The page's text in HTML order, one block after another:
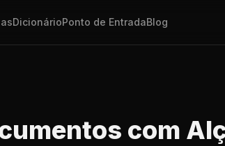
DicionárioPonto de EntradaBlog
com